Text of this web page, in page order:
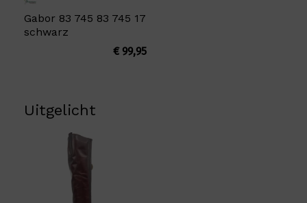
Gabor 83 745 83 745 17
schwarz
€99,95
Uitgelicht